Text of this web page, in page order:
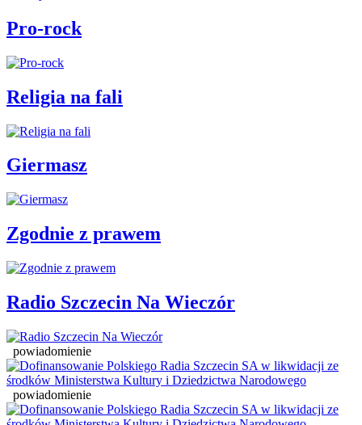
Pro-rock
Religia na fali
Giermasz
Zgodnie z prawem
Radio Szczecin Na Wieczór
powiadomienie
powiadomienie